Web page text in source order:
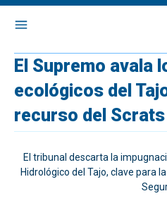
El Supremo avala
ecológicos del
recurso del Scrats
El tribunal descarta la
Hidrológico del Tajo, clave para